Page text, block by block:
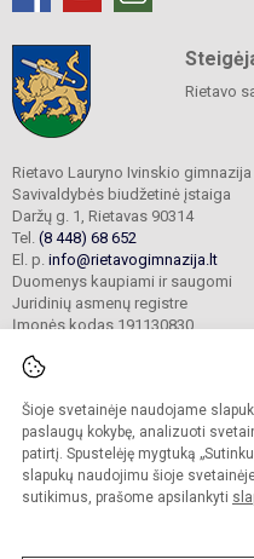
Šioje svetainėje naudojame
paslaugų kokybę, analizuoti
patirtį. Spustelėję mygtuką
slapukų naudojimu šioje
sutikimus, prašome apsilankyti
Rietavo
Rietavo Lauryno Ivinskio gimnazija
Savivaldybės biudžetinė įstaiga
Daržų g. 1, Rietavas 90314
Tel. (8 448) 68 652
El. p. info@rietavogimnazija.lt
Duomenys kaupiami ir saugomi
Juridinių asmenų registre
Įmonės kodas 191130830
© 2022. Rietavo Lauryno
Kopijuoti turinį be raštiško
Prieinamumo
Sumanus būdas atnaujinti